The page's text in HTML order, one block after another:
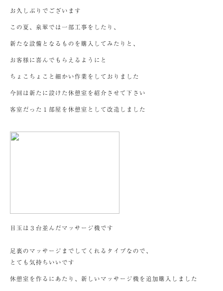
お久しぶりでございます
この夏、泉翠では一部工事をしたり、
新たな設備となるものを購入してみたりと、
お客様に喜んでもらえるようにと
ちょこちょこと細かい作業をしておりました
今回は新たに設けた休憩室を紹介させて下さい
客室だった１部屋を休憩室として改造しました
目玉は３台並んだマッサージ機です
足裏のマッサージまでしてくれるタイプなので、
とても気持ちいいです
休憩室を作るにあたり、新しいマッサージ機を追加購入しました